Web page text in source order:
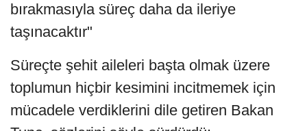
bırakmasıyla süreç daha da ileriye
taşınacaktır"
Süreçte şehit aileleri başta olmak üzere
toplumun hiçbir kesimini incitmemek için
mücadele verdiklerini dile getiren Bakan